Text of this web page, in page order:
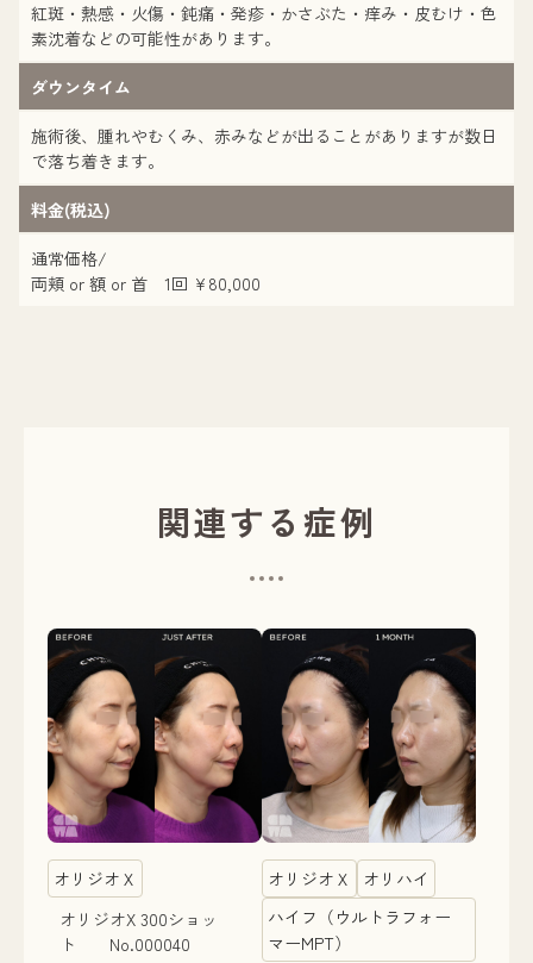
紅斑・熱感・火傷・鈍痛・発疹・かさぶた・痒み・皮むけ・色
素沈着などの可能性があります。
ダウンタイム
施術後、腫れやむくみ、赤みなどが出ることがありますが数日
で落ち着きます。
料金(税込)
通常価格/
両頬 or 額 or 首 1回 ¥80,000
関連する症例
オリジオＸ
オリジオX 300ショッ
ト No.000040
オリジオＸ
オリハイ
ハイフ（ウルトラフォー
マーMPT）